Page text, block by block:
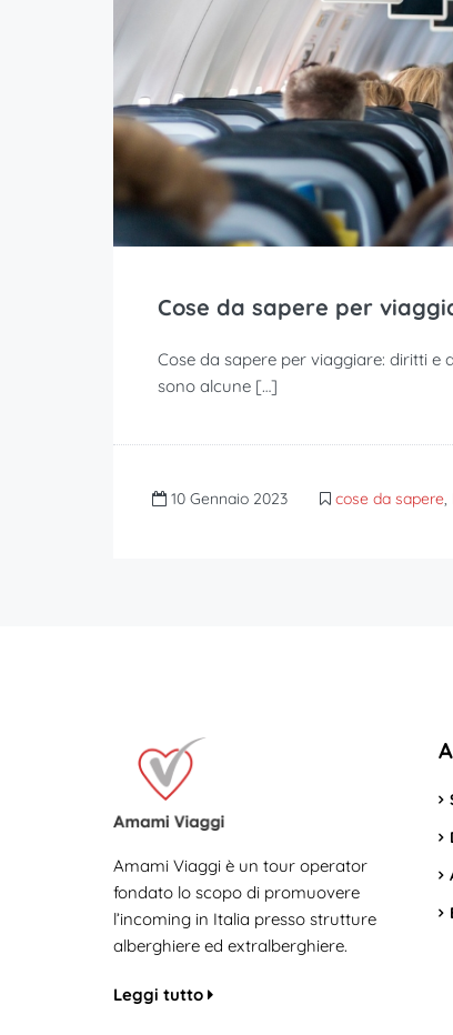
Cose da sapere per
Cose da sapere per viaggiare: diritti
sono alcune […]
10 Gennaio 2023 cose da sapere,
Amami Viaggi è un tour operator
fondato lo scopo di promuovere
l’incoming in Italia presso strutture
alberghiere ed extralberghiere.
Leggi tutto